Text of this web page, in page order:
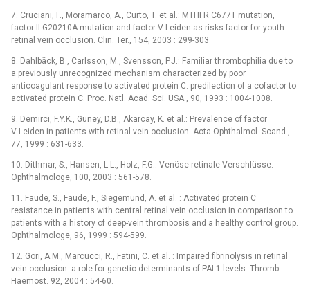
7. Cruciani, F., Moramarco, A., Curto, T. et al.: MTHFR C677T mutation,
factor II G20210A mutation and factor V Leiden as risks factor for youth
retinal vein occlusion. Clin. Ter., 154, 2003 : 299-303
8. Dahlbäck, B., Carlsson, M., Svensson, P.J.: Familiar thrombophilia due to
a previously unrecognized mechanism characterized by poor
anticoagulant response to activated protein C: predilection of a cofactor to
activated protein C. Proc. Natl. Acad. Sci. USA., 90, 1993 : 1004-1008.
9. Demirci, F.Y.K., Güney, D.B., Akarcay, K. et al.: Prevalence of factor
V Leiden in patients with retinal vein occlusion. Acta Ophthalmol. Scand.,
77, 1999 : 631-633.
10. Dithmar, S., Hansen, L.L., Holz, F.G.: Venöse retinale Verschlüsse.
Ophthalmologe, 100, 2003 : 561-578.
11. Faude, S., Faude, F., Siegemund, A. et al. : Activated protein C
resistance in patients with central retinal vein occlusion in comparison to
patients with a history of deep-vein thrombosis and a healthy control group.
Ophthalmologe, 96, 1999 : 594-599.
12. Gori, A.M., Marcucci, R., Fatini, C. et al. : Impaired fibrinolysis in retinal
vein occlusion: a role for genetic determinants of PAI-1 levels. Thromb.
Haemost. 92, 2004 : 54-60.